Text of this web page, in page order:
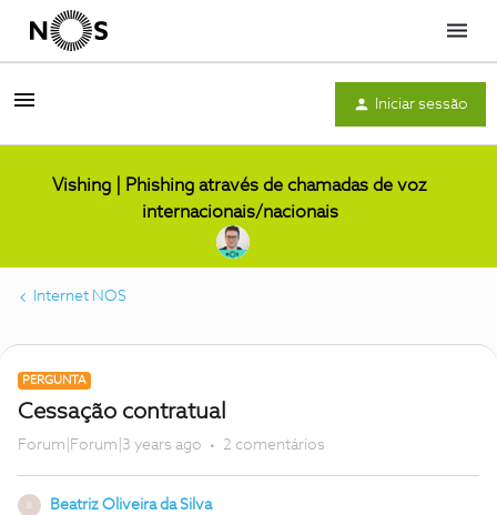
Menu
Iniciar sessão
Vishing | Phishing através de chamadas de voz
internacionais/nacionais
Internet NOS
PERGUNTA
Cessação contratual
Forum|Forum|3 years ago 2 comentários
Beatriz Oliveira da Silva